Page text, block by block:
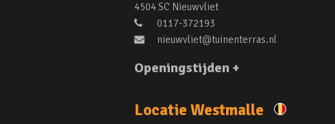
4504 SC Nieuwvliet
0117-372193
nieuwvliet@tuinenterras.nl
Openingstijden +
Locatie Westmalle